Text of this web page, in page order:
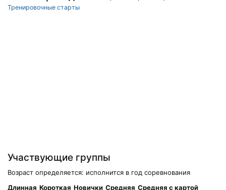
Тренировочные старты
Участвующие группы
Возраст определяется: исполнится в год соревнования
Длинная Короткая Новички Средняя Средняя с картой